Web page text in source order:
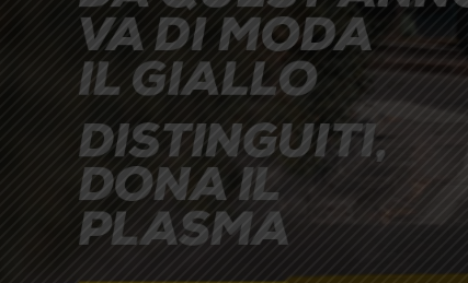
L’idoneità alla donazione viene stabilita
mediante un'attenta analisi. Scopri chi
può donare il sangue
Leggi Tutto